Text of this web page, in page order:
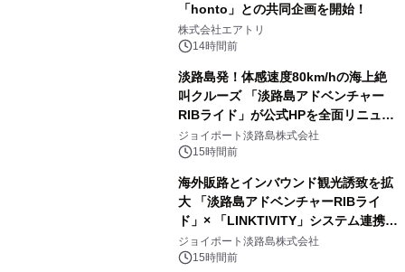
「honto」との共同企画を開始！
株式会社エアトリ
14時間前
淡路島発！体感速度80km/hの海上絶
叫クルーズ 「淡路島アドベンチャー
RIBライド」が公式HPを全面リニュー
アル！ ～スマホで即予約完了の「スマ
ート設計」へ刷新～
ジョイポート淡路島株式会社
15時間前
海外販路とインバウンド観光誘致を拡
大 「淡路島アドベンチャーRIBライ
ド」× 「LINKTIVITY」システム連携を
開始！
ジョイポート淡路島株式会社
15時間前